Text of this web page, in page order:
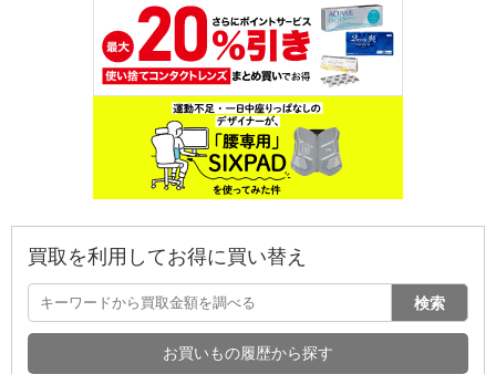
買取を利用してお得に買い替え
検索
お買いもの履歴から探す